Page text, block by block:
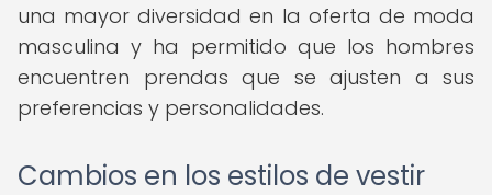
una mayor diversidad en la oferta de moda
masculina y ha permitido que los hombres
encuentren prendas que se ajusten a sus
preferencias y personalidades.
Cambios en los estilos de vestir